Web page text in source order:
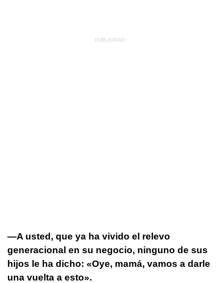
—A usted, que ya ha vivido el relevo
generacional en su negocio, ninguno de sus
hijos le ha dicho: «Oye, mamá, vamos a darle
una vuelta a esto».